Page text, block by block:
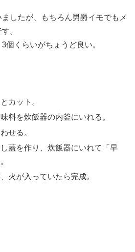
したが、もちろん男爵イモでもメ
。
個くらいがちょうど良い。
カット。
料を炊飯器の内釜にいれる。
せる。
蓋を作り、炊飯器にいれて「早
火が入っていたら完成。